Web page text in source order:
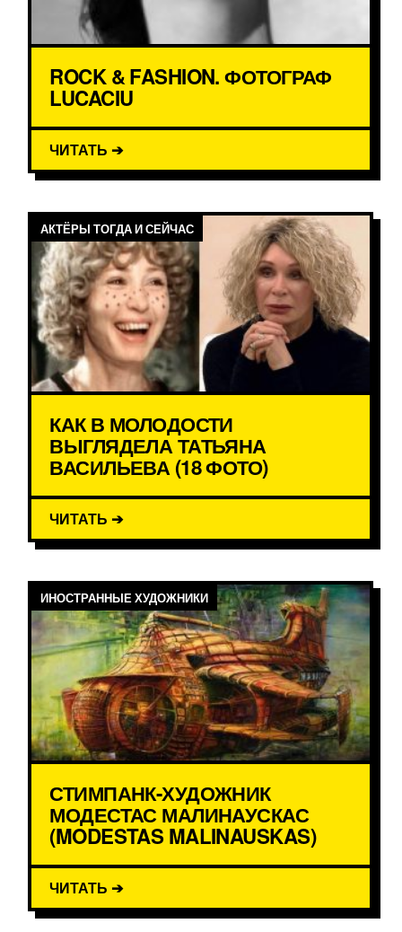
ROCK & FASHION. ФОТОГРАФ
LUCACIU
ЧИТАТЬ ➔
АКТЁРЫ ТОГДА И СЕЙЧАС
КАК В МОЛОДОСТИ
ВЫГЛЯДЕЛА ТАТЬЯНА
ВАСИЛЬЕВА (18 ФОТО)
ЧИТАТЬ ➔
ИНОСТРАННЫЕ ХУДОЖНИКИ
СТИМПАНК-ХУДОЖНИК
МОДЕСТАС МАЛИНАУСКАС
(MODESTAS MALINAUSKAS)
ЧИТАТЬ ➔